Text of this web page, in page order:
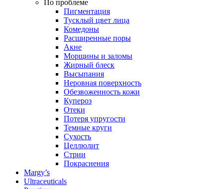
По проблеме
Пигментация
Тусклый цвет лица
Комедоны
Расширенные поры
Акне
Морщины и заломы
Жирный блеск
Высыпания
Неровная поверхность
Обезвоженность кожи
Купероз
Отеки
Потеря упругости
Темные круги
Сухость
Целлюлит
Стрии
Покраснения
Margy’s
Ultraceuticals